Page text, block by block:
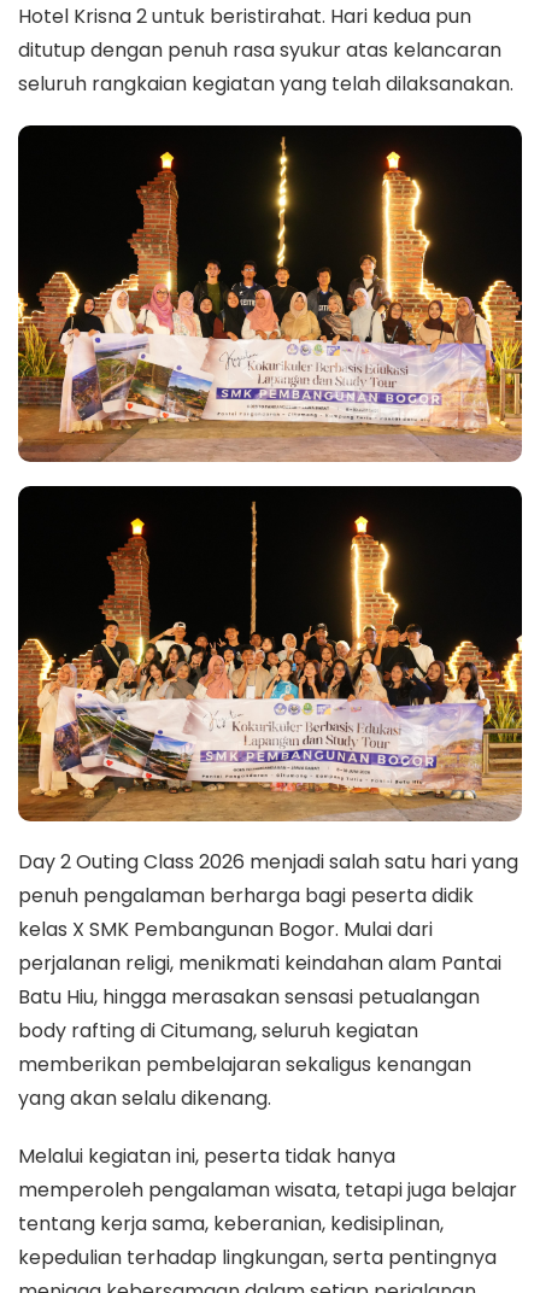
Hotel Krisna 2 untuk beristirahat. Hari kedua pun
ditutup dengan penuh rasa syukur atas kelancaran
seluruh rangkaian kegiatan yang telah dilaksanakan.
Day 2 Outing Class 2026 menjadi salah satu hari yang
penuh pengalaman berharga bagi peserta didik
kelas X SMK Pembangunan Bogor. Mulai dari
perjalanan religi, menikmati keindahan alam Pantai
Batu Hiu, hingga merasakan sensasi petualangan
body rafting di Citumang, seluruh kegiatan
memberikan pembelajaran sekaligus kenangan
yang akan selalu dikenang.
Melalui kegiatan ini, peserta tidak hanya
memperoleh pengalaman wisata, tetapi juga belajar
tentang kerja sama, keberanian, kedisiplinan,
kepedulian terhadap lingkungan, serta pentingnya